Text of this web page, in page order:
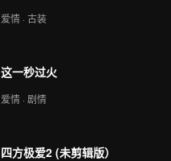
爱情 · 古装
这一秒过火
爱情 · 剧情
四方极爱2 (未剪辑版）